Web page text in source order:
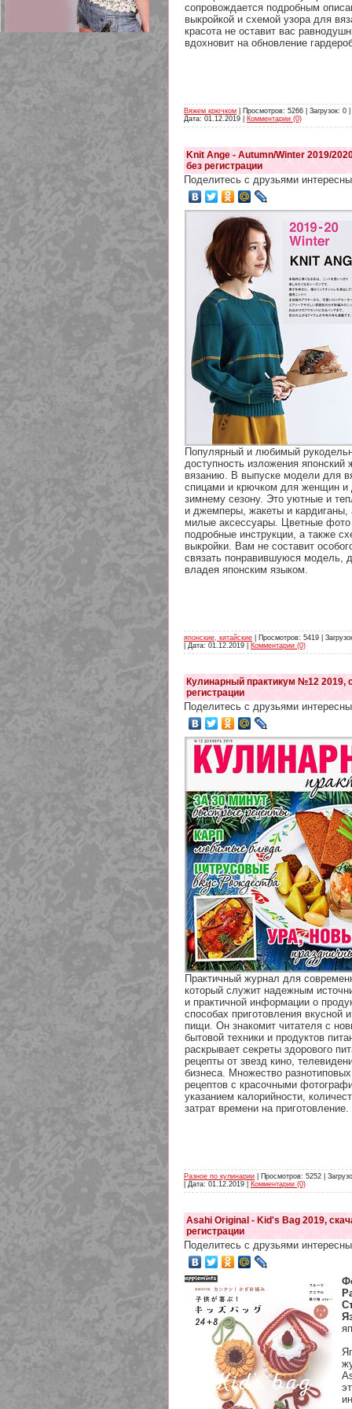
209 Белая кофта из ленточного
кружева
сопровождается подробным
выкройкой и схемой узора для
красота не оставит вас
вдохновит на обновление
Вяжем крючком | Просмотров: 5266 | Загрузок: 0
Дата: 01.12.2019 Комментарии (0)
Knit Ange - Autumn/Winter 2019/
без регистрации
Поделитесь с друзьями
Популярный и любимый
доступность изложения японский
вязанию. В выпуске модели для
спицами и крючком для женщин и
зимнему сезону. Это уютные и
и джемперы, жакеты и кардиганы,
милые аксессуары. Цветные
подробные инструкции, а также
выкройки. Вам не составит
связать понравившуюся модель,
владея японским языком.
японские, китайские | Просмотров: 5419 |
| Дата: 01.12.2019 Комментарии (0)
Кулинарный практикум №12 2019,
регистрации
Поделитесь с друзьями
Практичный журнал для
который служит надежным
и практичной информации о
способах приготовления вкусной
пищи. Он знакомит читателя с
бытовой техники и продуктов
раскрывает секреты здорового
рецепты от звезд кино,
бизнеса. Множество
рецептов с красочными
указанием калорийности,
затрат времени на приготовление.
Разное по кулинарии | Просмотров: 5252 |
| Дата: 01.12.2019 Комментарии (0)
Asahi Original - Kid's Bag 2019,
регистрации
Поделитесь с друзьями